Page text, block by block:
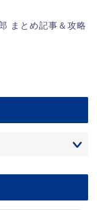
まとめ記事＆攻略